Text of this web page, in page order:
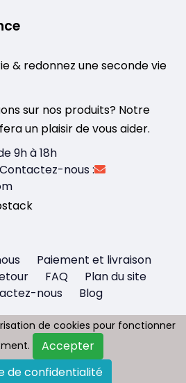
& redonnez une seconde vie
sur nos produits? Notre
un plaisir de vous aider.
9h à 18h
nous :
Paiement et livraison
FAQ
Plan du site
nous
Blog
- Tous droit réservés
de cookies pour fonctionner
Accepter
de confidentialité
de cookies pour fonctionner
Accepter
de confidentialité